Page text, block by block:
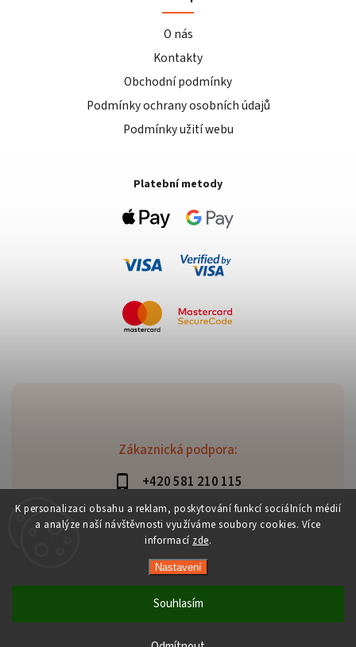
K personalizaci obsahu a reklam, poskytování funkcí sociálních médií
a analýze naší návštěvnosti využíváme soubory cookies. Více
informací zde.
Nastavení
Souhlasím
Zákaznická podpora:
+420 581 210 115
info@davaztechnik.cz
O nás
Kontakty
Obchodní podmínky
Podmínky ochrany osobních údajů
Podmínky užití webu
Platební metody
Copyright 2026Daniš Davaztechnik. Všechna práva